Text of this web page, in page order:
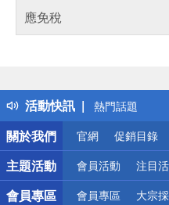
應免稅
活動快訊
得獎公告
熱門話題
銀行優惠
偏遠地區配送
詐騙網頁！請
關於我們
官網 促銷目錄
主題活動 會員活動 注目
會員專區 會員專區 大宗